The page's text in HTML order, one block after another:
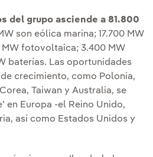
del grupo asciende a 81.800
son eólica marina; 17.700 MW
fotovoltaica; 3.400 MW
baterías. Las oportunidades
crecimiento, como Polonia,
Taiwan y Australia, se
en Europa -el Reino Unido,
así como Estados Unidos y